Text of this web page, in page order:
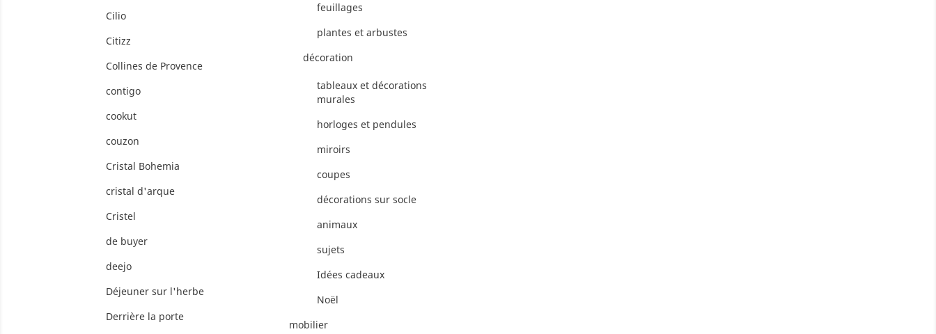
Cilio
Citizz
Collines de Provence
contigo
cookut
couzon
Cristal Bohemia
cristal d'arque
Cristel
de buyer
deejo
Déjeuner sur l'herbe
Derrière la porte
feuillages
plantes et arbustes
décoration
tableaux et décorations
murales
horloges et pendules
miroirs
coupes
décorations sur socle
animaux
sujets
Idées cadeaux
Noël
mobilier